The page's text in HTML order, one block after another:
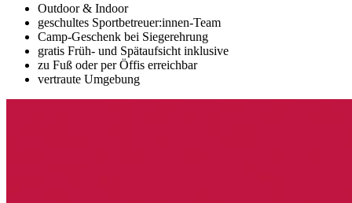
Outdoor & Indoor
geschultes Sportbetreuer:innen-Team
Camp-Geschenk bei Siegerehrung
gratis Früh- und Spätaufsicht inklusive
zu Fuß oder per Öffis erreichbar
vertraute Umgebung